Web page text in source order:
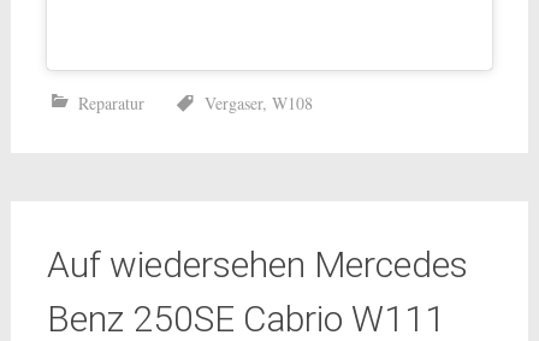
Reparatur Vergaser, W108
Auf wiedersehen Mercedes
Benz 250SE Cabrio W111